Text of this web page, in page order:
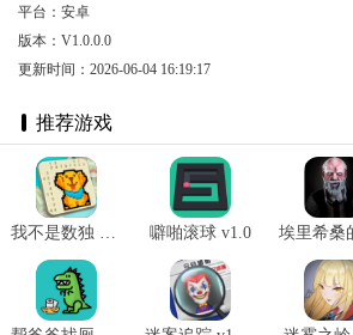
平台：安卓
版本：V1.0.0.0
更新时间：2026-06-04 16:19:17
推荐游戏
噼啪滚球 v1.0